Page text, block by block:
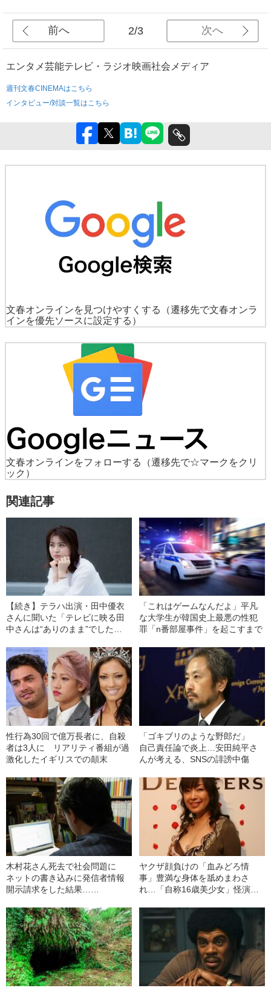
前へ 2/3 次へ
エンタメ芸能テレビ・ラジオ映画社会 メディア
週刊文春CINEMAはこちら
インタビュー/対談一覧はこちら
文春オンラインを見つけやすくする
（遷移先で文春オンラ
インを優先ソースに設定する）
文春オンラインをフォローする
（遷移先で☆マークをクリ
ック）
関連記事
【続き】テラハ出演・田中優衣
さんに聞いた「テレビに映る田
中さんは“ありのまま”でした
「これはゲームなんだよ」平凡
な大学生が韓国史上最悪の性犯
罪「n番部屋事件」を起こすまで
性行為30回で億万長者に、自殺
者は3人に リアリティ番組が過
激化したイギリスでの顛末
「ゴキブリのような野郎だ」
自己責任論で炎上…安田純平さ
んが考える、SNSの誹謗中傷
木村花さん死去で社会問題に
ネットの書き込みに発信者情報
開示請求をした結果……
ヤクザ顔負けの「血みどろ情
事」豊満な身体を舐めまわさ
れ…「自称16歳美少女」怪演
ぎる“熟れ方”